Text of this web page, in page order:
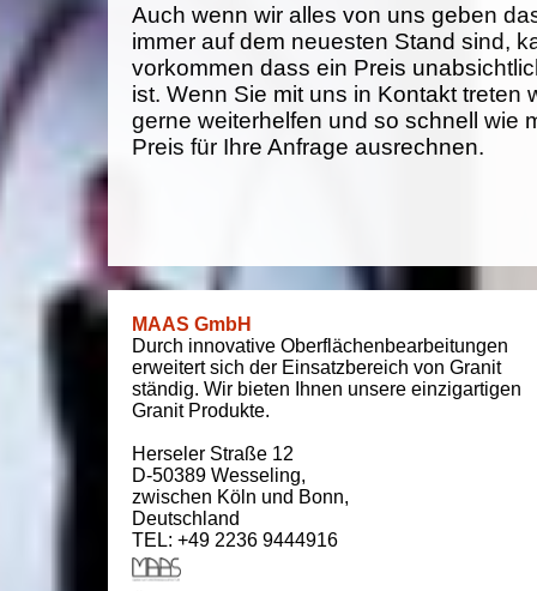
Auch wenn wir alles von uns geben
immer auf dem neuesten Stand sind,
vorkommen dass ein Preis
ist. Wenn Sie mit uns in Kontakt treten
gerne weiterhelfen und so schnell wie
Preis für Ihre Anfrage ausrechnen.
MAAS GmbH
Durch innovative Oberflächenbearbeitungen
erweitert sich der Einsatzbereich von Granit
ständig. Wir bieten Ihnen unsere einzigartigen
Granit Produkte.
Herseler Straße 12
D-50389 Wesseling,
zwischen Köln und Bonn,
Deutschland
TEL: +49 2236 9444916